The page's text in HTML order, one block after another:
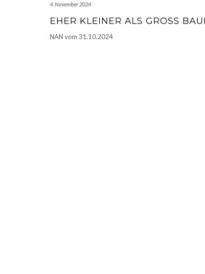
4. November 2024
EHER KLEINER ALS GROSS
NAN vom 31.10.2024